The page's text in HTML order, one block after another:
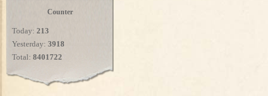
Counter
Today: 213
Yesterday: 3918
Total: 8401722